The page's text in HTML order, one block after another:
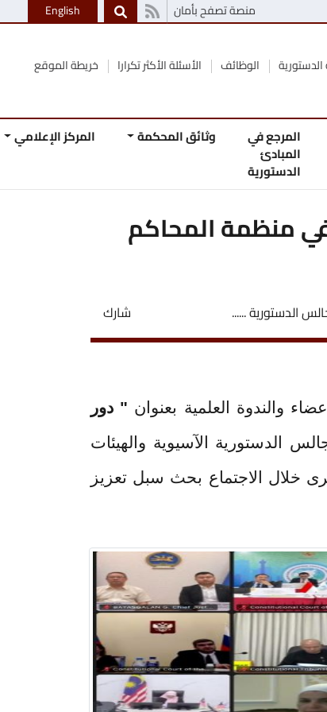
English
الأسئلة الأكثر تكرارا خريطة الموقع
وثائق المحكمة المركز الإعلامي اتصل
المحاكم
بعنوان" دور
الآسيوية والهيئات
24/6/2025 حيث جرى خلال الاجتماع بحث سبل تعزيز